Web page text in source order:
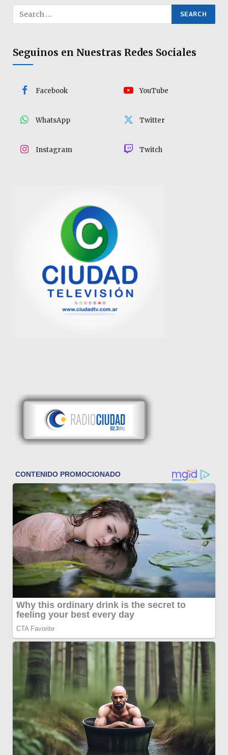
Seguinos en Nuestras Redes Sociales
Facebook YouTube
WhatsApp Twitter
Instagram Twitch